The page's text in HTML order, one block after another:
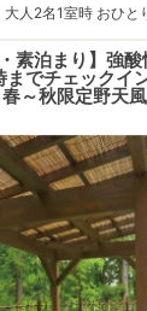
大人 2名1室時 おひと
素泊まり】強
までチェックイ
～秋限定野天